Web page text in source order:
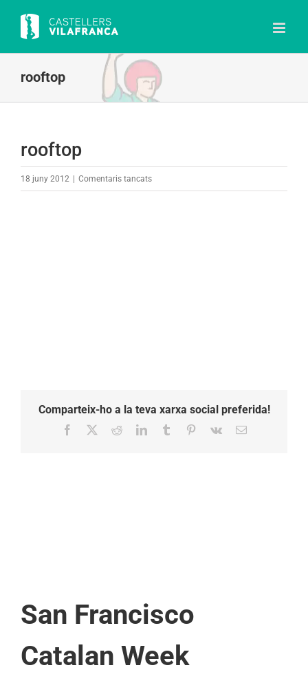
content
rooftop
rooftop
18 juny 2012 Comentaris tancatsa
Comparteix-ho a la teva xarxa social preferida!
Facebook RedditLinkedInTumblr Pinterest
Vk Email:
San Francisco
Catalan Week